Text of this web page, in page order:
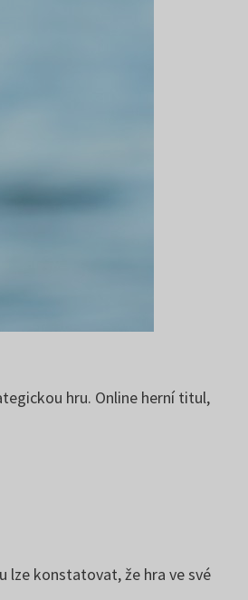
hru. Online herní titul,
lze konstatovat, že hra ve své